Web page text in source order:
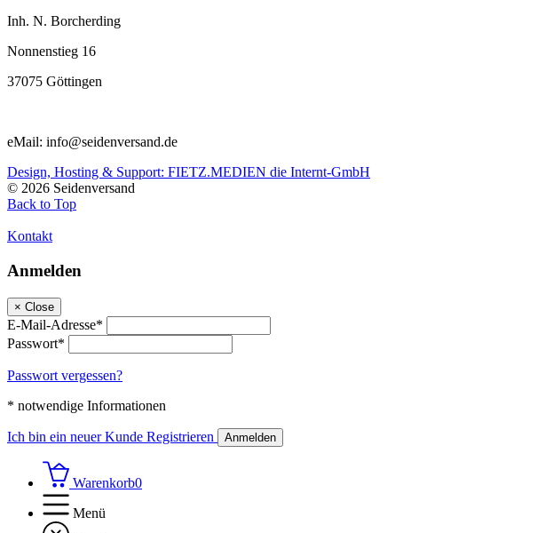
Inh. N. Borcherding
Nonnenstieg 16
37075 Göttingen
eMail: info@seidenversand.de
Design, Hosting & Support: FIETZ.MEDIEN die Internt-GmbH
© 2026 Seidenversand
Back to Top
Kontakt
Anmelden
× Close
E-Mail-Adresse*
Passwort*
Passwort vergessen?
* notwendige Informationen
Ich bin ein neuer Kunde Registrieren Anmelden
Warenkorb0
Menü